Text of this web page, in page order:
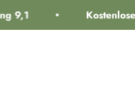
9,1